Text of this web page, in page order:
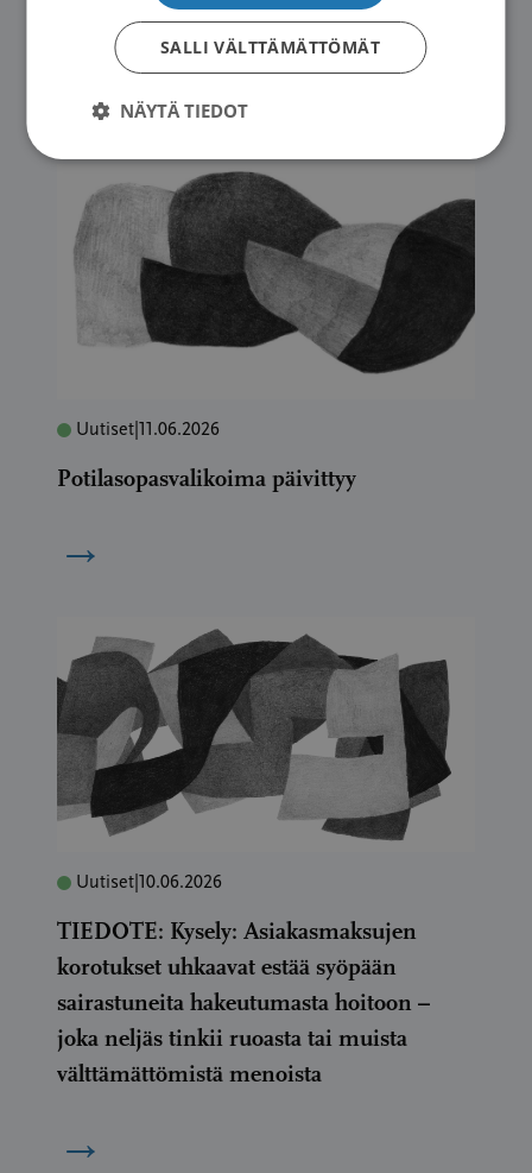
Anna Shvets / CC0 Pexels
Uutiset 11.06.2026
Potilasopasvalikoima päivittyy
→
Uutiset 10.06.2026
TIEDOTE: Kysely: Asiakasmaksujen
korotukset uhkaavat estää syöpään
sairastuneita hakeutumasta hoitoon –
joka neljäs tinkii ruoasta tai muista
välttämättömistä menoista
→
SALLI VÄLTTÄMÄTTÖMÄT
NÄYTÄ TIEDOT